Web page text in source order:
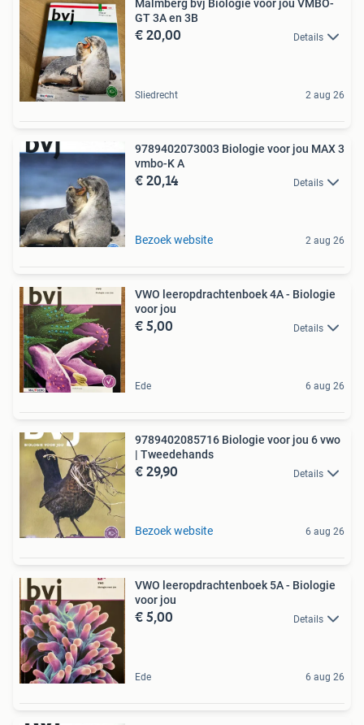
Malmberg bvj Biologie voor jou VMBO-
GT 3A en 3B
€ 20,00 Details
Sliedrecht 2 aug 26
9789402073003 Biologie voor jou MAX 3
vmbo-K A
€ 20,14 Details
Bezoek website 2 aug 26
VWO leeropdrachtenboek 4A - Biologie
voor jou
€ 5,00 Details
Ede 6 aug 26
9789402085716 Biologie voor jou 6 vwo
| Tweedehands
€ 29,90 Details
Bezoek website 6 aug 26
VWO leeropdrachtenboek 5A - Biologie
voor jou
€ 5,00 Details
Ede 6 aug 26